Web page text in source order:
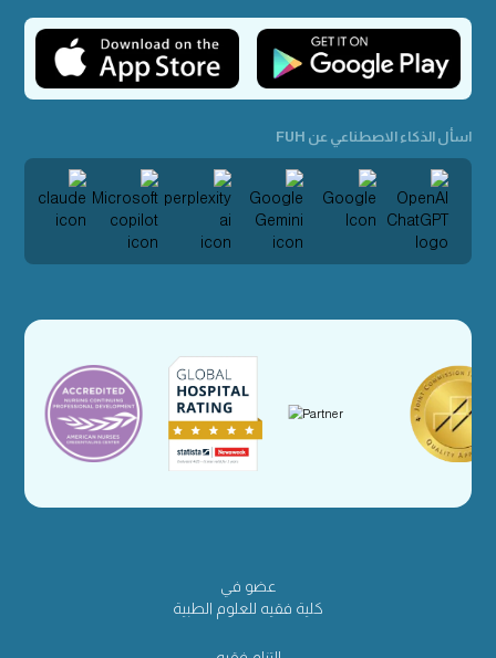
اسأل الذكاء الاصطناعي عن FUH
عضو في
كلية فقيه للعلوم الطبية